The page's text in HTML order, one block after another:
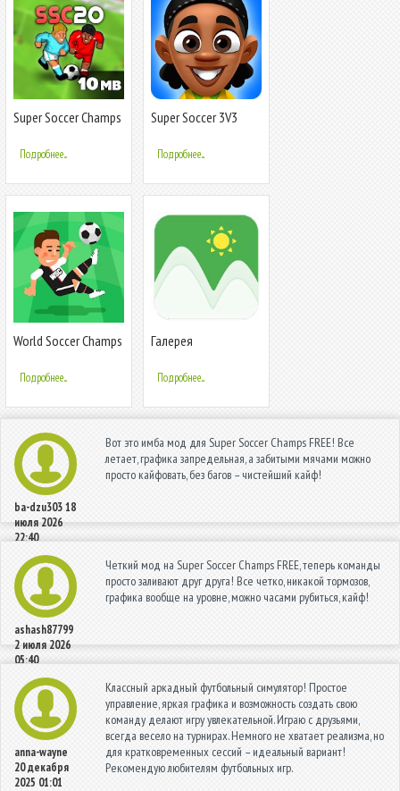
Super Soccer Champs
Подробнее...
Super Soccer 3V3
Подробнее...
World Soccer Champs
Подробнее...
Галерея
Подробнее...
ba-dzu30318
июля 2026
22:40
Вот это имба мод для Super Soccer Champs FREE! Все
летает, графика запредельная, а забитыми мячами можно
просто кайфовать, без багов – чистейший кайф!
ashash87799
2 июля 2026
05:40
Четкий мод на Super Soccer Champs FREE, теперь команды
просто заливают друг друга! Все четко, никакой тормозов,
графика вообще на уровне, можно часами рубиться, кайф!
anna-wayne
20 декабря
2025 01:01
Классный аркадный футбольный симулятор! Простое
управление, яркая графика и возможность создать свою
команду делают игру увлекательной. Играю с друзьями,
всегда весело на турнирах. Немного не хватает реализма, но
для кратковременных сессий – идеальный вариант!
Рекомендую любителям футбольных игр.